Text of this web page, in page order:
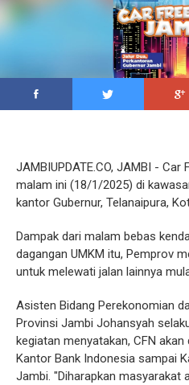
JAMBIUPDATE.CO, JAMBI -
malam ini (18/1/2025) di
kantor Gubernur, Telanaipura,
Dampak dari malam bebas
dagangan UMKM itu, Pemprov
untuk melewati jalan lainnya
Asisten Bidang Perekonomian
Provinsi Jambi Johansyah
kegiatan menyatakan, CFN
Kantor Bank Indonesia sampai
Jambi. "Diharapkan masyarakat